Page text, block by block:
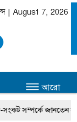
| August 7, 2026
আরো
জানতেন না ট্রাম্প,